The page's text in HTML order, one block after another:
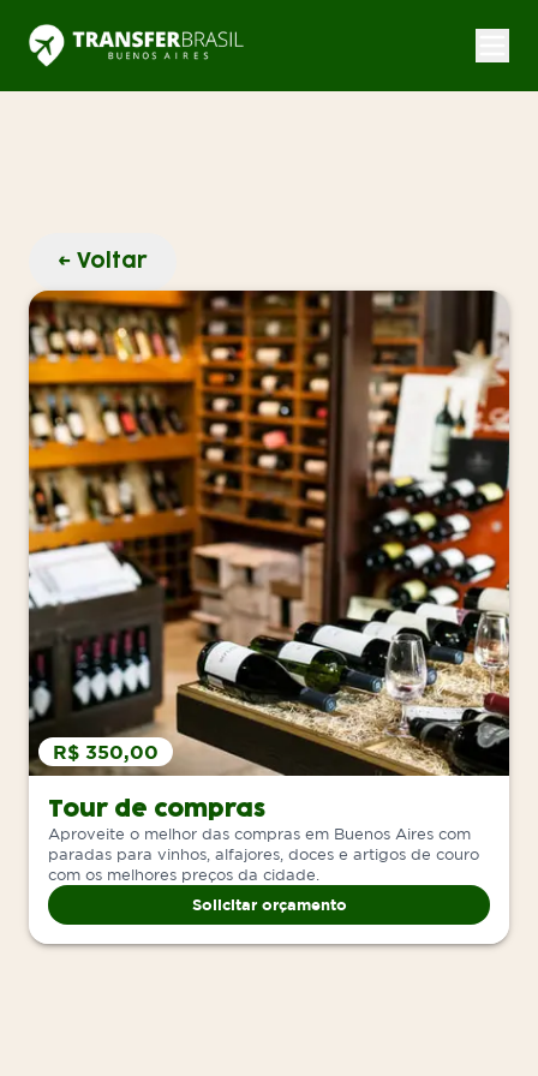
← Voltar
R$ 350,00
Tour de compras
Aproveite o melhor das compras em Buenos Aires com
paradas para vinhos, alfajores, doces e artigos de couro
com os melhores preços da cidade.
Solicitar orçamento